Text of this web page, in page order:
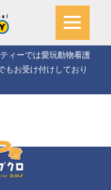
ィーでは愛玩動物看護
もお受け付けしており